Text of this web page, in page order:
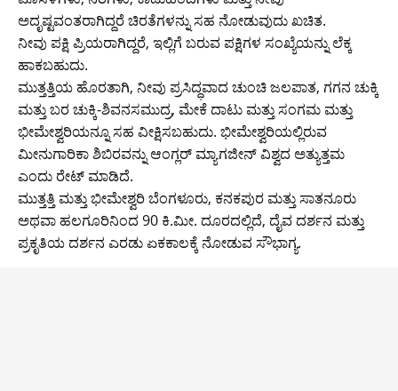
ಅದೃಷ್ಟವಂತರಾಗಿದ್ದರೆ ಚಿರತೆಗಳನ್ನು ಸಹ ನೋಡುವುದು ಖಚಿತ.
ನೀವು ಪಕ್ಷಿ ಪ್ರಿಯರಾಗಿದ್ದರೆ, ಇಲ್ಲಿಗೆ ಬರುವ ಪಕ್ಷಿಗಳ ಸಂಖ್ಯೆಯನ್ನು ಲೆಕ್ಕ
ಹಾಕಬಹುದು.
ಮುತ್ತತ್ತಿಯ ಹೊರತಾಗಿ, ನೀವು ಪ್ರಸಿದ್ಧವಾದ ಚುಂಚಿ ಜಲಪಾತ, ಗಗನ ಚುಕ್ಕಿ
ಮತ್ತು ಬರ ಚುಕ್ಕಿ-ಶಿವನಸಮುದ್ರ, ಮೇಕೆ ದಾಟು ಮತ್ತು ಸಂಗಮ ಮತ್ತು
ಭೀಮೇಶ್ವರಿಯನ್ನೂ ಸಹ ವೀಕ್ಷಿಸಬಹುದು. ಭೀಮೇಶ್ವರಿಯಲ್ಲಿರುವ
ಮೀನುಗಾರಿಕಾ ಶಿಬಿರವನ್ನು ಆಂಗ್ಲರ್ ಮ್ಯಾಗಜೀನ್ ವಿಶ್ವದ ಅತ್ಯುತ್ತಮ
ಎಂದು ರೇಟ್ ಮಾಡಿದೆ.
ಮುತ್ತತ್ತಿ ಮತ್ತು ಭೀಮೇಶ್ವರಿ ಬೆಂಗಳೂರು, ಕನಕಪುರ ಮತ್ತು ಸಾತನೂರು
ಅಥವಾ ಹಲಗೂರಿನಿಂದ 90 ಕಿ.ಮೀ. ದೂರದಲ್ಲಿದೆ, ದೈವ ದರ್ಶನ ಮತ್ತು
ಪ್ರಕೃತಿಯ ದರ್ಶನ ಎರಡು ಏಕಕಾಲಕ್ಕೆ ನೋಡುವ ಸೌಭಾಗ್ಯ.